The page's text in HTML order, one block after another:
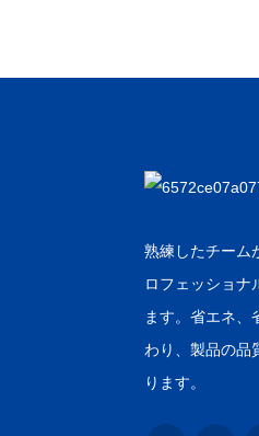
熟練したチーム
ロフェッショナ
ます。省エネ、
わり、製品の品
ります。